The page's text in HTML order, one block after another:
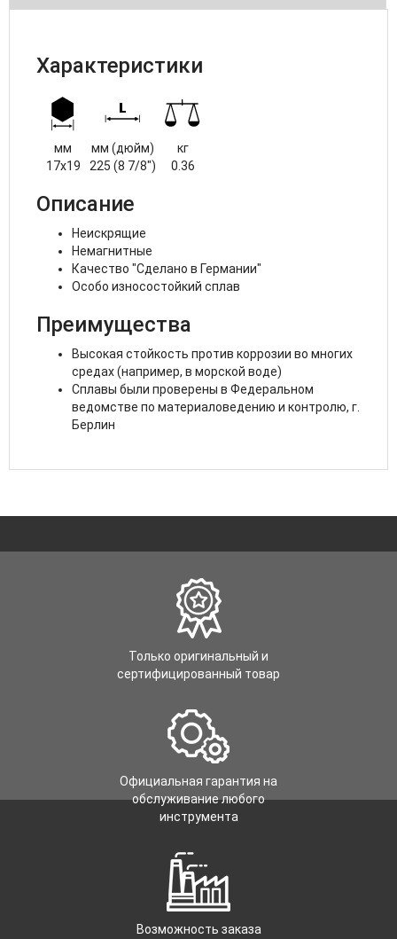
Характеристики
мм мм (дюйм)
кг
17x19
225 (8 7/8") 0.36
Описание
Неискрящие
Немагнитные
Качество "Сделано в Германии"
Особо износостойкий сплав
Преимущества
Высокая стойкость против коррозии во многих
средах (например, в морской воде)
Сплавы были проверены в Федеральном
ведомстве по материаловедению и контролю, г.
Берлин
Только оригинальный и
сертифицированный товар
Официальная гарантия на
обслуживание любого
инструмента
Возможность заказа